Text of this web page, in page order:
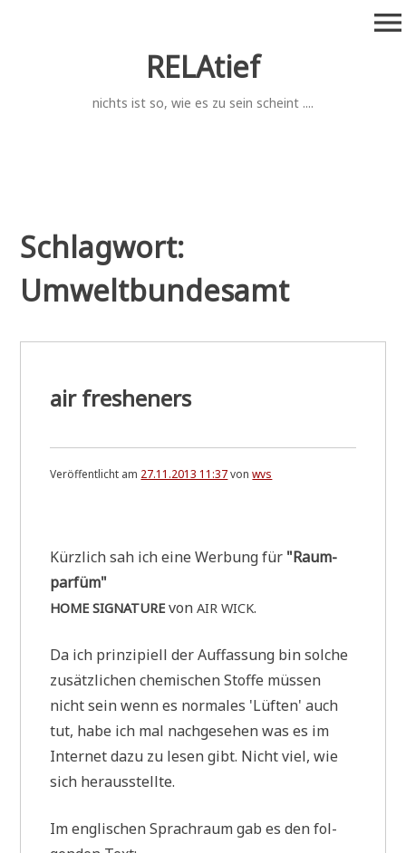
RELAtief
nichts ist so, wie es zu sein scheint ....
menu
Schlagwort:
Umweltbundesamt
air fresheners
Veröffentlicht am 27.11.2013 11:37vonwvs
Kürz­lich sah ich eine Wer­bung für "Raum­
par­füm"
HOME SIGNATURE vonAIR WICK.
Da ich prin­zi­pi­ell der Auf­fas­sung bin sol­che
zusätz­li­chen che­mi­schen Stof­fe müs­sen
nicht sein wenn es nor­ma­les 'Lüf­ten' auch
tut, habe ich mal nach­ge­se­hen was es im
Inter­net dazu zu lesen gibt. Nicht viel, wie
sich herausstellte.
Im eng­li­schen Sprach­raum gab es den fol­